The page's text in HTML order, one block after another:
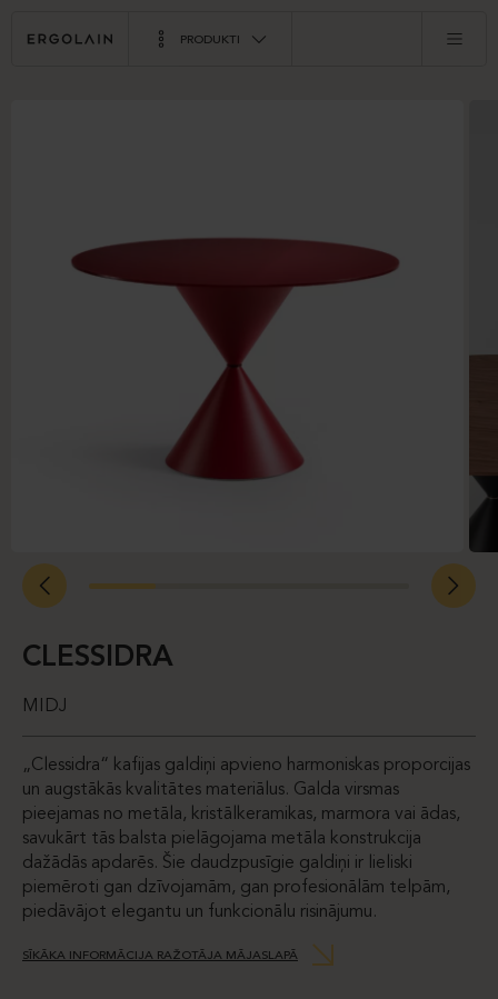
PRODUKTI
CLESSIDRA
MIDJ
„Clessidra“ kafijas galdiņi apvieno harmoniskas proporcijas
un augstākās kvalitātes materiālus. Galda virsmas
pieejamas no metāla, kristālkeramikas, marmora vai ādas,
savukārt tās balsta pielāgojama metāla konstrukcija
dažādās apdarēs. Šie daudzpusīgie galdiņi ir lieliski
piemēroti gan dzīvojamām, gan profesionālām telpām,
piedāvājot elegantu un funkcionālu risinājumu.
SĪKĀKA INFORMĀCIJA RAŽOTĀJA MĀJASLAPĀ